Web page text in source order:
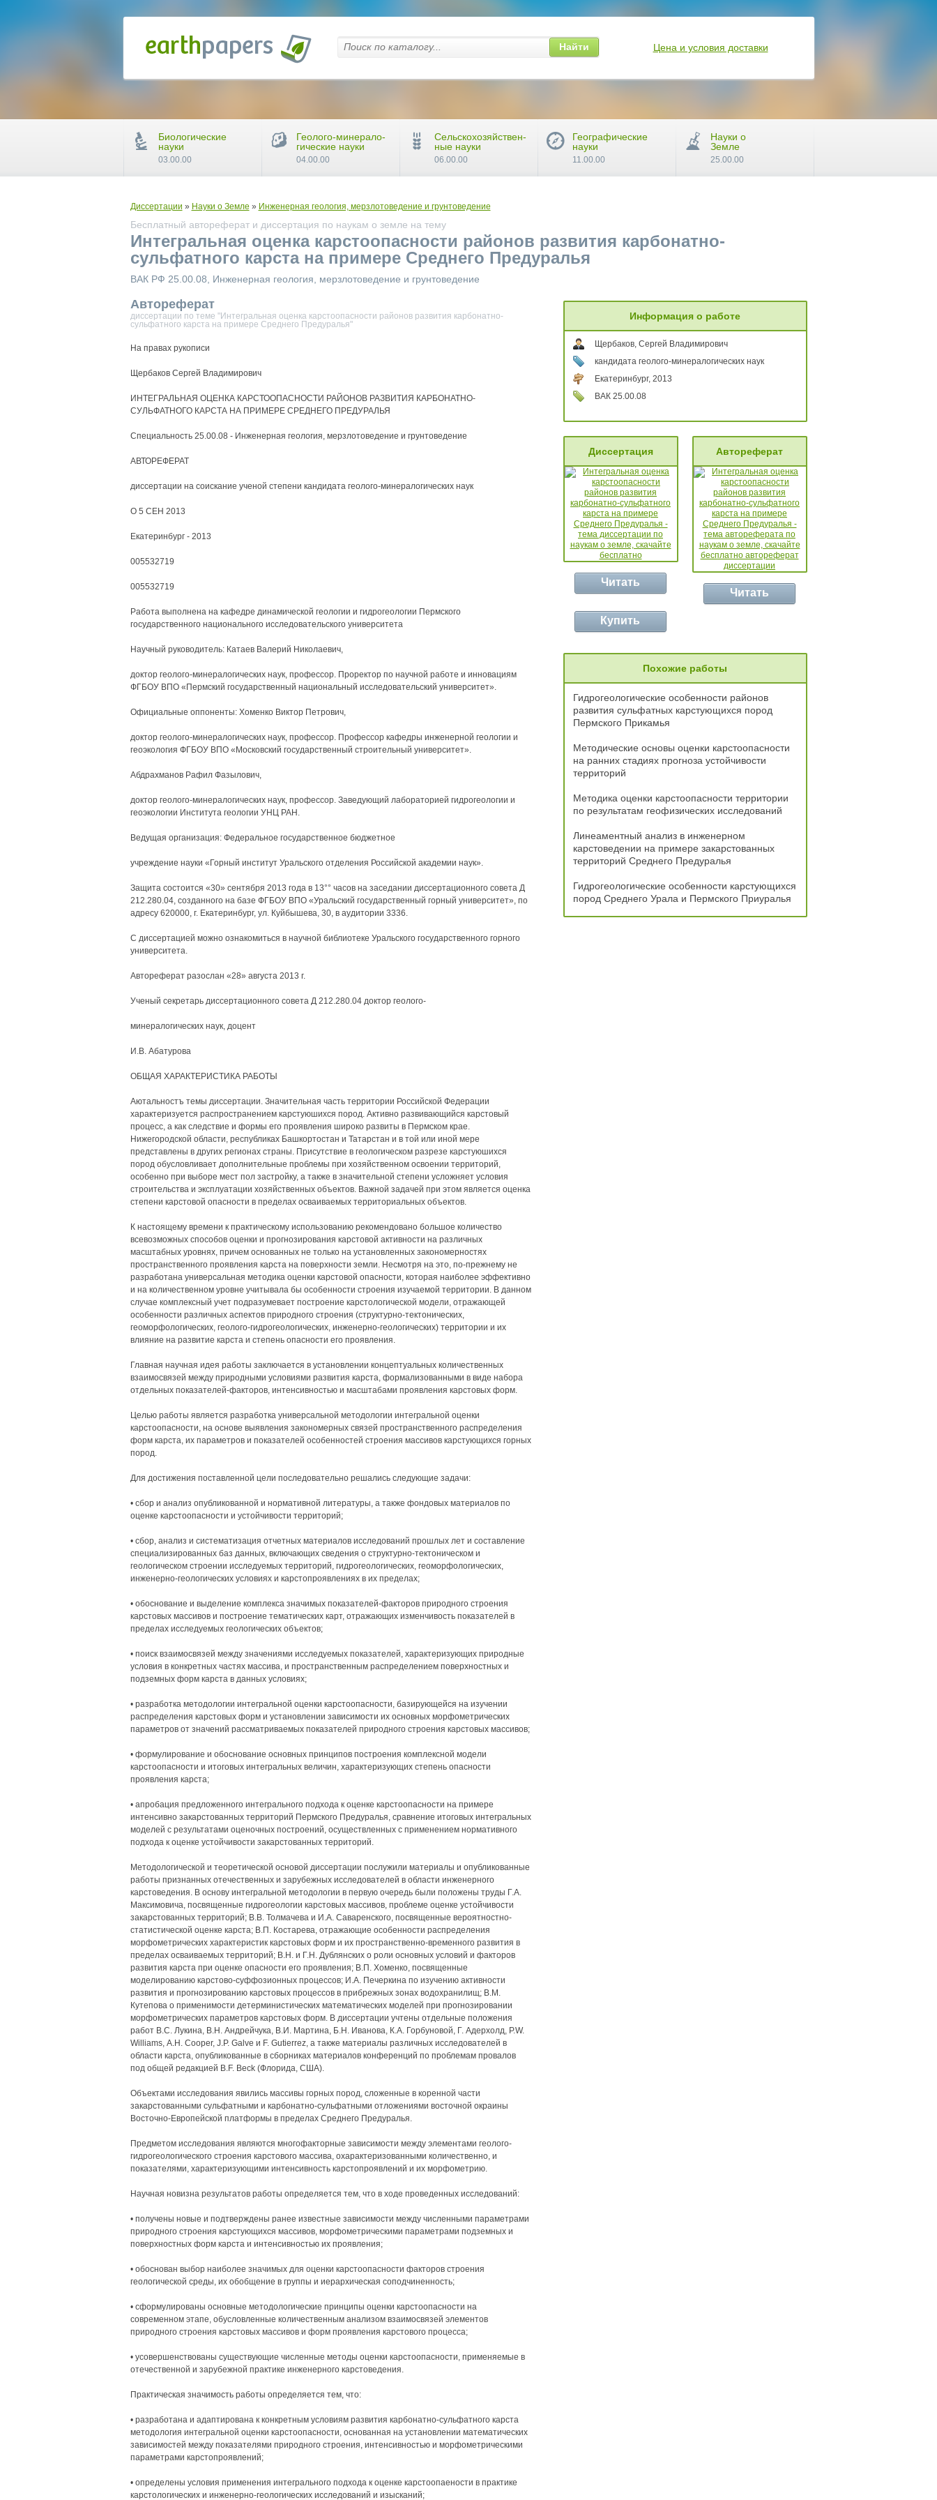
Диссертации » Науки о Земле » Инженерная геология, мерзлотоведение и грунтоведение
Бесплатный автореферат и диссертация по наукам о земле на тему
Интегральная оценка карстоопасности районов развития карбонатно-
сульфатного карста на примере Среднего Предуралья
ВАК РФ 25.00.08, Инженерная геология, мерзлотоведение и грунтоведение
Автореферат
диссертации по теме "Интегральная оценка карстоопасности районов развития карбонатно-
сульфатного карста на примере Среднего Предуралья"
На правах рукописи
Щербаков Сергей Владимирович
ИНТЕГРАЛЬНАЯ ОЦЕНКА КАРСТООПАСНОСТИ РАЙОНОВ РАЗВИТИЯ КАРБОНАТНО-
СУЛЬФАТНОГО КАРСТА НА ПРИМЕРЕ СРЕДНЕГО ПРЕДУРАЛЬЯ
Специальность 25.00.08 - Инженерная геология, мерзлотоведение и грунтоведение
АВТОРЕФЕРАТ
диссертации на соискание ученой степени кандидата геолого-минералогических наук
О 5 СЕН 2013
Екатеринбург - 2013
005532719
005532719
Работа выполнена на кафедре динамической геологии и гидрогеологии Пермского
государственного национального исследовательского университета
Научный руководитель: Катаев Валерий Николаевич,
доктор геолого-минералогических наук, профессор. Проректор по научной работе и инновациям
ФГБОУ ВПО «Пермский государственный национальный исследовательский университет».
Официальные оппоненты: Хоменко Виктор Петрович,
доктор геолого-минералогических наук, профессор. Профессор кафедры инженерной геологии и
геоэкология ФГБОУ ВПО «Московский государственный строительный университет».
Абдрахманов Рафил Фазылович,
доктор геолого-минералогических наук, профессор. Заведующий лабораторией гидрогеологии и
геоэкологии Института геологии УНЦ РАН.
Ведущая организация: Федеральное государственное бюджетное
учреждение науки «Горный институт Уральского отделения Российской академии наук».
Защита состоится «30» сентября 2013 года в 13°° часов на заседании диссертационного совета Д
212.280.04, созданного на базе ФГБОУ ВПО «Уральский государственный горный университет», по
адресу 620000, г. Екатеринбург, ул. Куйбышева, 30, в аудитории 3336.
С диссертацией можно ознакомиться в научной библиотеке Уральского государственного горного
университета.
Автореферат разослан «28» августа 2013 г.
Ученый секретарь диссертационного совета Д 212.280.04 доктор геолого-
минералогических наук, доцент
И.В. Абатурова
ОБЩАЯ ХАРАКТЕРИСТИКА РАБОТЫ
Аютальностъ темы диссертации. Значительная часть территории Российской Федерации
характеризуется распространением карстуюшихся пород. Активно развивающийся карстовый
процесс, а как следствие и формы его проявления широко развиты в Пермском крае.
Нижегородской области, республиках Башкортостан и Татарстан и в той или иной мере
представлены в других регионах страны. Присутствие в геологическом разрезе карстуюшихся
пород обусловливает дополнительные проблемы при хозяйственном освоении территорий,
особенно при выборе мест пол застройку, а также в значительной степени усложняет условия
строительства и эксплуатации хозяйственных объектов. Важной задачей при этом является оценка
степени карстовой опасности в пределах осваиваемых территориальных объектов.
К настоящему времени к практическому использованию рекомендовано большое количество
всевозможных способов оценки и прогнозирования карстовой активности на различных
масштабных уровнях, причем основанных не только на установленных закономерностях
пространственного проявления карста на поверхности земли. Несмотря на это, по-прежнему не
разработана универсальная методика оценки карстовой опасности, которая наиболее эффективно
и на количественном уровне учитывала бы особенности строения изучаемой территории. В данном
случае комплексный учет подразумевает построение карстологической модели, отражающей
особенности различных аспектов природного строения (структурно-тектонических,
геоморфологических, геолого-гидрогеологических, инженерно-геологических) территории и их
влияние на развитие карста и степень опасности его проявления.
Главная научная идея работы заключается в установлении концептуальных количественных
взаимосвязей между природными условиями развития карста, формализованными в виде набора
отдельных показателей-факторов, интенсивностью и масштабами проявления карстовых форм.
Целью работы является разработка универсальной методологии интегральной оценки
карстоопасности, на основе выявления закономерных связей пространственного распределения
форм карста, их параметров и показателей особенностей строения массивов карстующихся горных
пород.
Для достижения поставленной цели последовательно решались следующие задачи:
• сбор и анализ опубликованной и нормативной литературы, а также фондовых материалов по
оценке карстоопасности и устойчивости территорий;
• сбор, анализ и систематизация отчетных материалов исследований прошлых лет и составление
специализированных баз данных, включающих сведения о структурно-тектоническом и
геологическом строении исследуемых территорий, гидрогеологических, геоморфологических,
инженерно-геологических условиях и карстопроявлениях в их пределах;
• обоснование и выделение комплекса значимых показателей-факторов природного строения
карстовых массивов и построение тематических карт, отражающих изменчивость показателей в
пределах исследуемых геологических объектов;
• поиск взаимосвязей между значениями исследуемых показателей, характеризующих природные
условия в конкретных частях массива, и пространственным распределением поверхностных и
подземных форм карста в данных условиях;
• разработка методологии интегральной оценки карстоопасности, базирующейся на изучении
распределения карстовых форм и установлении зависимости их основных морфометрических
параметров от значений рассматриваемых показателей природного строения карстовых массивов;
• формулирование и обоснование основных принципов построения комплексной модели
карстоопасности и итоговых интегральных величин, характеризующих степень опасности
проявления карста;
• апробация предложенного интегрального подхода к оценке карстоопасности на примере
интенсивно закарстованных территорий Пермского Предуралья, сравнение итоговых интегральных
моделей с результатами оценочных построений, осуществленных с применением нормативного
подхода к оценке устойчивости закарстованных территорий.
Методологической и теоретической основой диссертации послужили материалы и опубликованные
работы признанных отечественных и зарубежных исследователей в области инженерного
карстоведения. В основу интегральной методологии в первую очередь были положены труды Г.А.
Максимовича, посвященные гидрогеологии карстовых массивов, проблеме оценке устойчивости
закарстованных территорий; В.В. Толмачева и И.А. Саваренского, посвященные вероятностно-
статистической оценке карста; В.П. Костарева, отражающие особенности распределения
морфометрических характеристик карстовых форм и их пространственно-временного развития в
пределах осваиваемых территорий; В.Н. и Г.Н. Дублянских о роли основных условий и факторов
развития карста при оценке опасности его проявления; В.П. Хоменко, посвященные
моделированию карстово-суффозионных процессов; И.А. Печеркина по изучению активности
развития и прогнозированию карстовых процессов в прибрежных зонах водохранилищ; В.М.
Кутепова о применимости детерминистических математических моделей при прогнозировании
морфометрических параметров карстовых форм. В диссертации учтены отдельные положения
работ B.C. Лукина, В.Н. Андрейчука, В.И. Мартина, Б.Н. Иванова, К.А. Горбуновой, Г. Адерхолд, P.W.
Williams, А.Н. Cooper, J.P. Galve и F. Gutierrez, а также материалы различных исследователей в
области карста, опубликованные в сборниках материалов конференций по проблемам провалов
под общей редакцией B.F. Beck (Флорида, США).
Объектами исследования явились массивы горных пород, сложенные в коренной части
закарстованными сульфатными и карбонатно-сульфатными отложениями восточной окраины
Восточно-Европейской платформы в пределах Среднего Предуралья.
Предметом исследования являются многофакторные зависимости между элементами геолого-
гидрогеологического строения карстового массива, охарактеризованными количественно, и
показателями, характеризующими интенсивность карстопроявлений и их морфометрию.
Научная новизна результатов работы определяется тем, что в ходе проведенных исследований:
• получены новые и подтверждены ранее известные зависимости между численными параметрами
природного строения карстующихся массивов, морфометрическими параметрами подземных и
поверхностных форм карста и интенсивностью их проявления;
• обоснован выбор наиболее значимых для оценки карстоопасности факторов строения
геологической среды, их обобщение в группы и иерархическая соподчиненность;
• сформулированы основные методологические принципы оценки карстоопасности на
современном этапе, обусловленные количественным анализом взаимосвязей элементов
природного строения карстовых массивов и форм проявления карстового процесса;
• усовершенствованы существующие численные методы оценки карстоопасности, применяемые в
отечественной и зарубежной практике инженерного карстоведения.
Практическая значимость работы определяется тем, что:
• разработана и адаптирована к конкретным условиям развития карбонатно-сульфатного карста
методология интегральной оценки карстоопасности, основанная на установлении математических
зависимостей между показателями природного строения, интенсивностью и морфометрическими
параметрами карстопроявлений;
• определены условия применения интегрального подхода к оценке карстоопаености в практике
карстологических и инженерно-геологических исследований и изысканий;
Информация о работе
Щербаков, Сергей Владимирович
кандидата геолого-минералогических наук
Екатеринбург, 2013
ВАК 25.00.08
Диссертация
Читать
Автореферат
Читать
Купить
Похожие работы
Гидрогеологические особенности районов
развития сульфатных карстующихся пород
Пермского Прикамья
Методические основы оценки карстоопасности
на ранних стадиях прогноза устойчивости
территорий
Методика оценки карстоопасности территории
по результатам геофизических исследований
Линеаментный анализ в инженерном
карстоведении на примере закарстованных
территорий Среднего Предуралья
Гидрогеологические особенности карстующихся
пород Среднего Урала и Пермского Приуралья
Найти Цена и условия доставки
Биологические
науки
03.00.00
Геолого-минерало-
гические науки
04.00.00
Сельскохозяйствен-
ные науки
06.00.00
Географические
науки
11.00.00
Науки о
Земле
25.00.00